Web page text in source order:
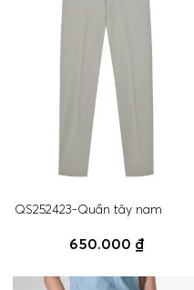
QS252423-Quần tây nam
650.000 ₫